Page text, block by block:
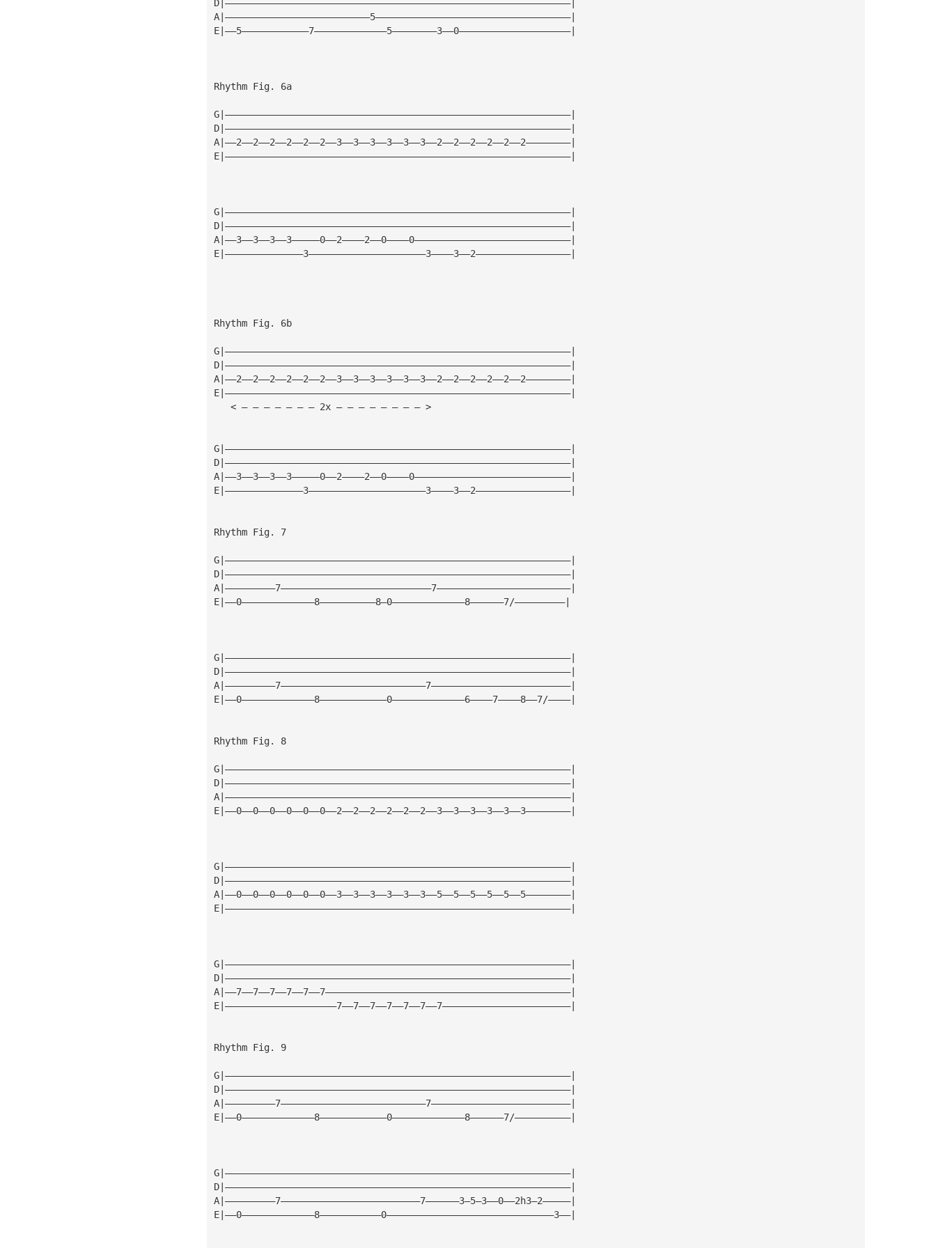
D|——————————————————————————————————————————————————————————————|
A|——————————————————————————5———————————————————————————————————|
E|——5————————————7—————————————5————————3——0————————————————————|
Rhythm Fig. 6a
G|——————————————————————————————————————————————————————————————|
D|——————————————————————————————————————————————————————————————|
A|——2——2——2——2——2——2——3——3——3——3——3——3——2——2——2——2——2——2————————|
E|——————————————————————————————————————————————————————————————|
G|——————————————————————————————————————————————————————————————|
D|——————————————————————————————————————————————————————————————|
A|——3——3——3——3—————0——2————2——0————0————————————————————————————|
E|——————————————3—————————————————————3————3——2—————————————————|
Rhythm Fig. 6b
G|——————————————————————————————————————————————————————————————|
D|——————————————————————————————————————————————————————————————|
A|——2——2——2——2——2——2——3——3——3——3——3——3——2——2——2——2——2——2————————|
E|——————————————————————————————————————————————————————————————|
   < — — — — — — — 2x — — — — — — — — >
G|——————————————————————————————————————————————————————————————|
D|——————————————————————————————————————————————————————————————|
A|——3——3——3——3—————0——2————2——0————0————————————————————————————|
E|——————————————3—————————————————————3————3——2—————————————————|
Rhythm Fig. 7
G|——————————————————————————————————————————————————————————————|
D|——————————————————————————————————————————————————————————————|
A|—————————7———————————————————————————7————————————————————————|
E|——0—————————————8——————————8—0—————————————8——————7/—————————|
G|——————————————————————————————————————————————————————————————|
D|——————————————————————————————————————————————————————————————|
A|—————————7——————————————————————————7—————————————————————————|
E|——0—————————————8————————————0—————————————6————7————8——7/————|
Rhythm Fig. 8
G|——————————————————————————————————————————————————————————————|
D|——————————————————————————————————————————————————————————————|
A|——————————————————————————————————————————————————————————————|
E|——0——0——0——0——0——0——2——2——2——2——2——2——3——3——3——3——3——3————————|
G|——————————————————————————————————————————————————————————————|
D|——————————————————————————————————————————————————————————————|
A|——0——0——0——0——0——0——3——3——3——3——3——3——5——5——5——5——5——5————————|
E|——————————————————————————————————————————————————————————————|
G|——————————————————————————————————————————————————————————————|
D|——————————————————————————————————————————————————————————————|
A|——7——7——7——7——7——7————————————————————————————————————————————|
E|————————————————————7——7——7——7——7——7——7———————————————————————|
Rhythm Fig. 9
G|——————————————————————————————————————————————————————————————|
D|——————————————————————————————————————————————————————————————|
A|—————————7——————————————————————————7—————————————————————————|
E|——0—————————————8————————————0—————————————8——————7/——————————|
G|——————————————————————————————————————————————————————————————|
D|——————————————————————————————————————————————————————————————|
A|—————————7—————————————————————————7——————3—5—3——0——2h3—2—————|
E|——0—————————————8———————————0——————————————————————————————3——|